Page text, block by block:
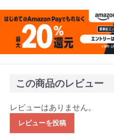
この商品のレビュー
レビューはありません。
レビューを投稿